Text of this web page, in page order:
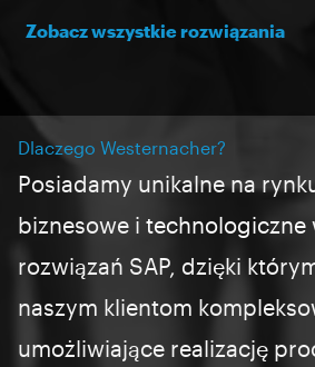
Zobacz wszystkie rozwiązania
Dlaczego Westernacher?
Posiadamy unikalne na
biznesowe i technologiczne
rozwiązań SAP, dzięki
naszym klientom
umożliwiające realizację